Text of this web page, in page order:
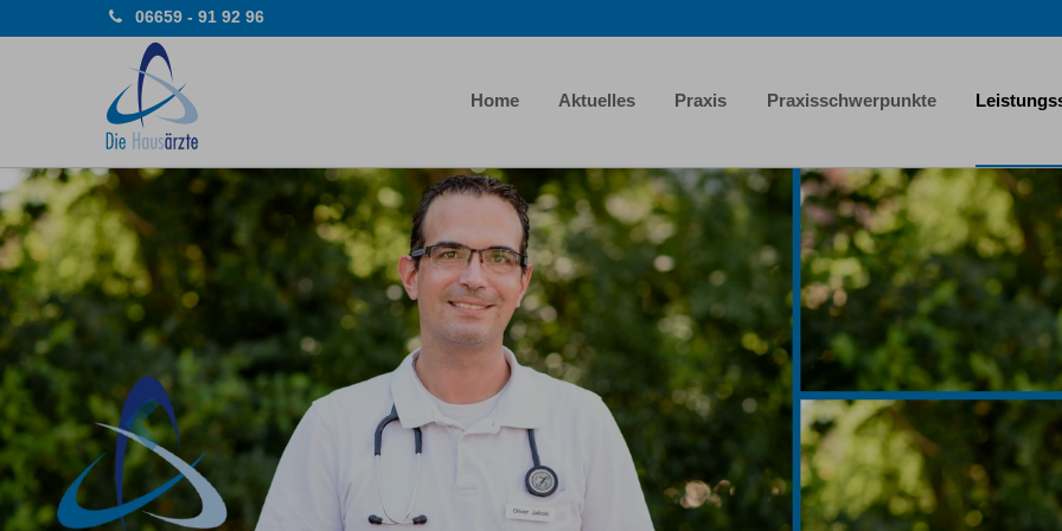
06659 - 91 92 96
Home Aktuelles Praxis Praxisschwerpunkte
Previous